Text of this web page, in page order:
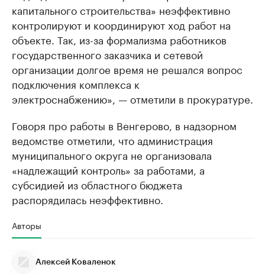
капитального строительства» неэффективно
контролируют и координируют ход работ на
объекте. Так, из-за формализма работников
государственного заказчика и сетевой
организации долгое время не решался вопрос
подключения комплекса к
электроснабжению», — отметили в прокуратуре.
Говоря про работы в Венгерово, в надзорном
ведомстве отметили, что администрация
муниципального округа не организовала
«надлежащий контроль» за работами, а
субсидией из областного бюджета
распорядилась неэффективно.
Авторы
Алексей Коваленок